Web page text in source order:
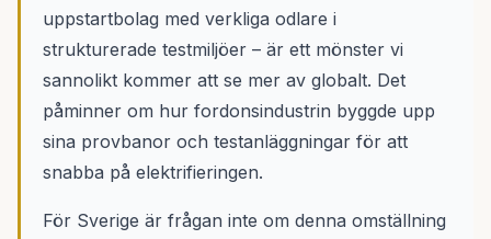
uppstartbolag med verkliga odlare i
strukturerade testmiljöer – är ett mönster vi
sannolikt kommer att se mer av globalt. Det
påminner om hur fordonsindustrin byggde upp
sina provbanor och testanläggningar för att
snabba på elektrifieringen.
För Sverige är frågan inte om denna omställning